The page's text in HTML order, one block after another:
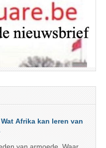
Afrika kan leren van